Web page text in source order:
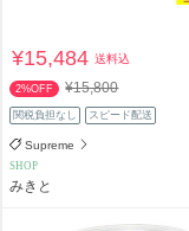
¥15,484送料込
2%OFF ¥15,800
関税負担なし スピード配送
Supreme
SHOP
みきと